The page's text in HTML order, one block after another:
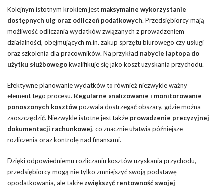
Kolejnym istotnym krokiem jest maksymalne wykorzystanie
dostępnych ulg oraz odliczeń podatkowych. Przedsiębiorcy mają
możliwość odliczania wydatków związanych z prowadzeniem
działalności, obejmujących m.in. zakup sprzętu biurowego czy usługi
oraz szkolenia dla pracowników. Na przykład nabycie laptopa do
użytku służbowegokwalifikuje się jako koszt uzyskania przychodu.
Efektywne planowanie wydatków to również niezwykle ważny
element tego procesu. Regularne analizowanie i monitorowanie
ponoszonych kosztówpozwala dostrzegać obszary, gdzie można
zaoszczędzić. Niezwykle istotne jest także prowadzenie precyzyjnej
dokumentacji rachunkowej, co znacznie ułatwia późniejsze
rozliczenia oraz kontrolę nad finansami.
Dzięki odpowiedniemu rozliczaniu kosztów uzyskania przychodu,
przedsiębiorcy mogą nie tylko zmniejszyć swoją podstawę
opodatkowania, ale także zwiększyć rentowność swojej